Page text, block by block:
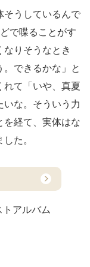
そうしているんで
で喋ることがす
りそうなとき
できるかな」と
て「いや、真夏
な。そういう力
経て、実体はな
た。
トアルバム